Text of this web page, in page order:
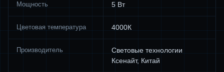
Мощность 5 Вт
Цветовая температура 4000К
Производитель
Световые технологии
Ксенайт, Китай